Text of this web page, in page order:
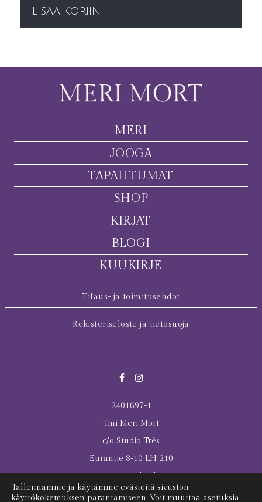
LISÄÄ KORIIN
MERI
JOOGA
TAPAHTUMAT
SHOP
KIRJAT
BLOGI
KUUKIRJE
Tilaus- ja toimitusehdot
Rekisteriseloste ja tietosuoja
2401697-1
Tmi Meri Mort
c/o Studio Très
Eurantie 8-10 LH 210
00550 Helsinki
© 2026 All rights reserved Meri Mort
Tallennamme ja käytämme evästeitä sivuston
käyttökokemuksen parantamiseen. Voit muuttaa asetuksia